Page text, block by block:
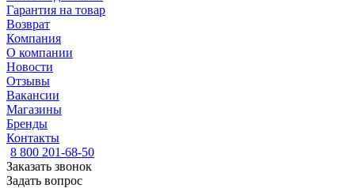
Гарантия на товар
Возврат
Компания
О компании
Новости
Отзывы
Вакансии
Магазины
Бренды
Контакты
8 800 201-68-50
Заказать звонок
Задать вопрос